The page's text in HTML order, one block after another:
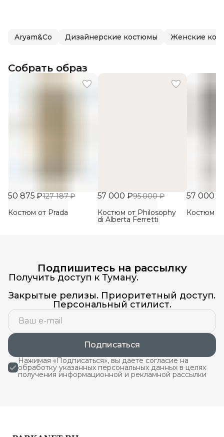
Aryam&Co Дизайнерские костюмы Женские
Собрать образ
50 875 ₽127 187 ₽
Костюм от Prada
57 000 ₽95 000 ₽
Костюм от Philosophy
di Alberta Ferretti
57 000 ₽
Костюм
Подпишитесь на рассылку
Получить доступ к Туману.
Закрытые релизы. Приоритетный доступ.
Персональный стилист.
Подписаться
Нажимая «Подписаться», вы даете согласие на
обработку указанных персональных данных в целях
получения информационной и рекламной рассылки